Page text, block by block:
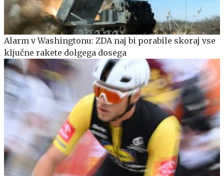
Alarm v Washingtonu: ZDA naj bi porabile skoraj vse
ključne rakete dolgega dosega